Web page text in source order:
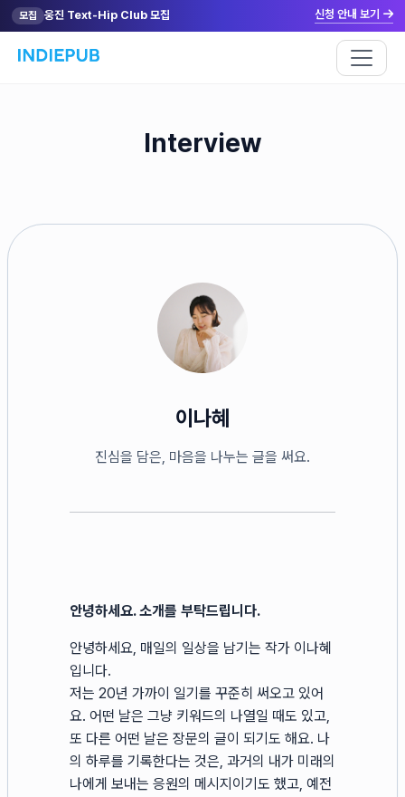
모집 웅진 Text-Hip Club 모집 신청 안내 보기
Interview
이나혜
진심을 담은, 마음을 나누는 글을 써요.
안녕하세요. 소개를 부탁드립니다.
안녕하세요, 매일의 일상을 남기는 작가 이나혜
입니다.
저는 20년 가까이 일기를 꾸준히 써오고 있어
요. 어떤 날은 그냥 키워드의 나열일 때도 있고,
또 다른 어떤 날은 장문의 글이 되기도 해요. 나
의 하루를 기록한다는 것은, 과거의 내가 미래의
나에게 보내는 응원의 메시지이기도 했고, 예전